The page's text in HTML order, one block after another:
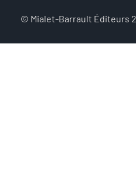
© Mialet-Barrault Éditeurs